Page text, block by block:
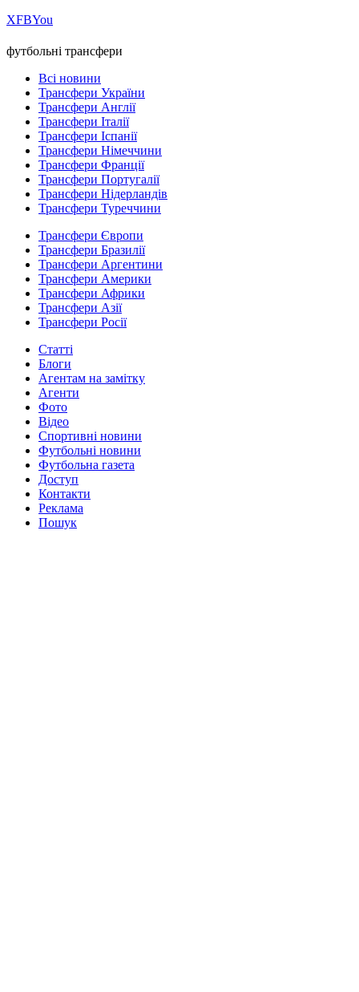
ХFBYou
футбольні трансфери
Всі новини
Трансфери України
Трансфери Англії
Трансфери Італії
Трансфери Іспанії
Трансфери Німеччини
Трансфери Франції
Трансфери Португалії
Трансфери Нідерландів
Трансфери Туреччини
Трансфери Європи
Трансфери Бразилії
Трансфери Аргентини
Трансфери Америки
Трансфери Африки
Трансфери Азії
Трансфери Росії
Статті
Блоги
Агентам на замітку
Агенти
Фото
Відео
Спортивні новини
Футбольні новини
Футбольна газета
Доступ
Контакти
Реклама
Пошук